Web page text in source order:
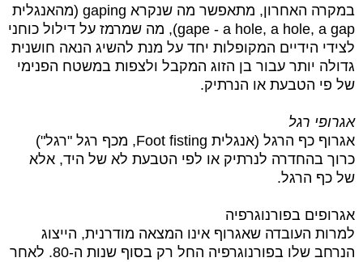
במקרה האחרון, מתאפשר מה שנקרא gaping (מהאנגלית
gape - a hole, a hole, a gap), מה שמרמז על דילול כוחני
לצידי הידיים המקופלות יחד על מנת להשיג הנאה חושנית
גדולה יותר עבור בן הזוג המקבל ולצפות במשטח הפנימי
של פי הטבעת או הנרתיק.
אגרופי רגל
אגרוף כף הרגל (אנגלית Foot fisting, מכף רגל "רגל")
כרוך בהחדרה לנרתיק או לפי הטבעת לא של היד, אלא
של כף הרגל.
אגרופים בפורנוגרפיה
למרות העובדה שאגרוף אינו המצאה מודרנית, הייצוג
הנרחב שלו בפורנוגרפיה החל רק בסוף שנות ה-80. לאחר